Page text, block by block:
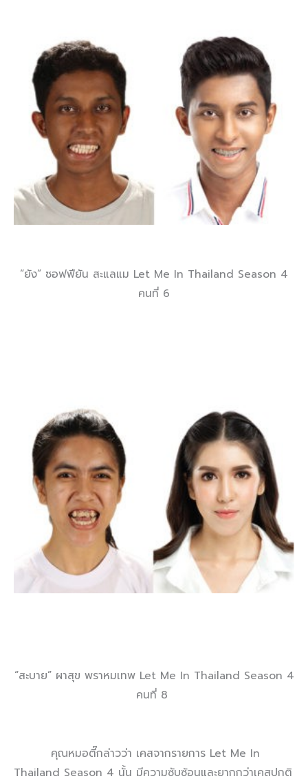
“ยัง” ซอฟฟียัน สะแลแม Let Me In Thailand Season 4
คนที่ 6
“สะบาย” ผาสุข พราหมเทพ Let Me In Thailand Season 4
คนที่ 8
คุณหมอตี๊กล่าวว่า เคสจากรายการ Let Me In
Thailand Season 4 นั้น มีความซับซ้อนและยากกว่าเคสปกติ